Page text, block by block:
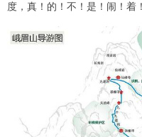
度，真！的！不！是！闹！着